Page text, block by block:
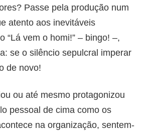
Passe pela produção num
atento aos inevitáveis
“Lá vem o homi!” – bingo! –,
se o silêncio sepulcral imperar
de novo!
ou até mesmo protagonizou
pessoal de cima como os
na organização, sentem-